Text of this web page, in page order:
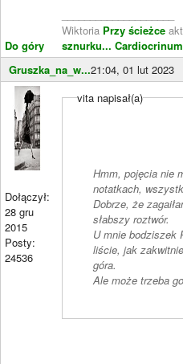
Do góry
Wiktoria Przy ścieżce
sznurku...
Gruszka_na_w...21:04, 01 lut 2023
Dołączył:
28 gru
2015
Posty:
24536
vita napisał(a)
Hmm, pojęcia nie
notatkach,
Dobrze, że
słabszy roztwór.
U mnie bodziszek
liście, jak
góra.
Ale może trzeba